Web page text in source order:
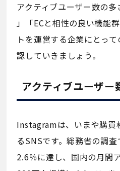
アクティブユーザー数の
」「ECと相性の良い機能
トを運営する企業にとっ
認していきましょう。
アクティブユーザー
Instagramは、いまや購買
るSNSです。総務省の調
2.6％に達し、国内の月間